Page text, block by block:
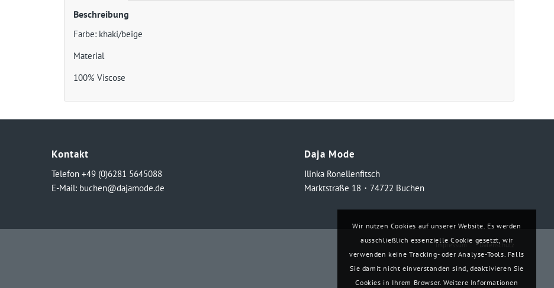
Beschreibung
Farbe: khaki/beige
Material
100% Viscose
Kontakt
Telefon +49 (0)6281 5645088
E-Mail: buchen@dajamode.de
Daja Mode
Ilinka Ronellenfitsch
Marktstraße 18・74722 Buchen
Impressum Datenschutz
Wir nutzen Cookies auf unserer Website. Es werden
ausschließlich essenzielle Cookie gesetzt, wir
verwenden keine Tracking- oder Analyse-Tools. Falls
Sie damit nicht einverstanden sind, deaktivieren Sie
Cookies in Ihrem Browser. Weitere Informationen